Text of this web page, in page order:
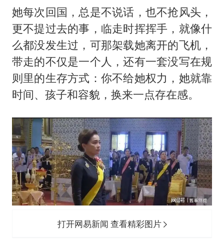
她每次回国，总是不说话，也不抢风头，
更不提过去的事，临走时挥挥手，就像什
么都没发生过，可那架载她离开的飞机，
带走的不仅是一个人，还有一套没写在规
则里的生存方式：你不给她权力，她就靠
时间、孩子和容貌，换来一点存在感。
打开网易新闻 查看精彩图片